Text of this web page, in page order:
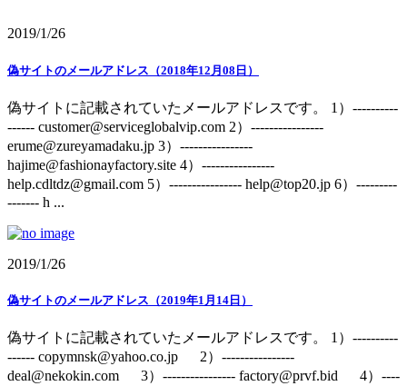
2019/1/26
偽サイトのメールアドレス（2018年12月08日）
偽サイトに記載されていたメールアドレスです。 1）----------
------ customer@serviceglobalvip.com 2）----------------
erume@zureyamadaku.jp 3）----------------
hajime@fashionayfactory.site 4）----------------
help.cdltdz@gmail.com 5）---------------- help@top20.jp 6）---------
------- h ...
2019/1/26
偽サイトのメールアドレス（2019年1月14日）
偽サイトに記載されていたメールアドレスです。 1）----------
------ copymnsk@yahoo.co.jp 2）----------------
deal@nekokin.com 3）---------------- factory@prvf.bid 4）----